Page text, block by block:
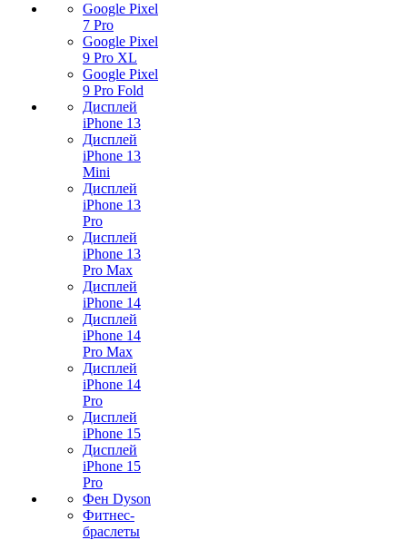
Google Pixel
7 Pro
Google Pixel
9 Pro XL
Google Pixel
9 Pro Fold
Дисплей
iPhone 13
Дисплей
iPhone 13
Mini
Дисплей
iPhone 13
Pro
Дисплей
iPhone 13
Pro Max
Дисплей
iPhone 14
Дисплей
iPhone 14
Pro Max
Дисплей
iPhone 14
Pro
Дисплей
iPhone 15
Дисплей
iPhone 15
Pro
Фен Dyson
Фитнес-
браслеты